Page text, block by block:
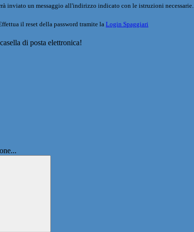
inviato un messaggio all'indirizzo indicato con le istruzioni necessarie.
il reset della password tramite la Login Spaggiari
di posta elettronica!